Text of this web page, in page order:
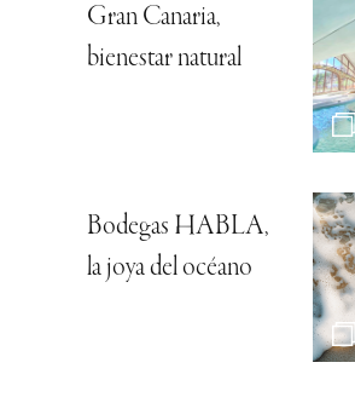
Gran Canaria,
bienestar natural
Bodegas HABLA,
la joya del océano